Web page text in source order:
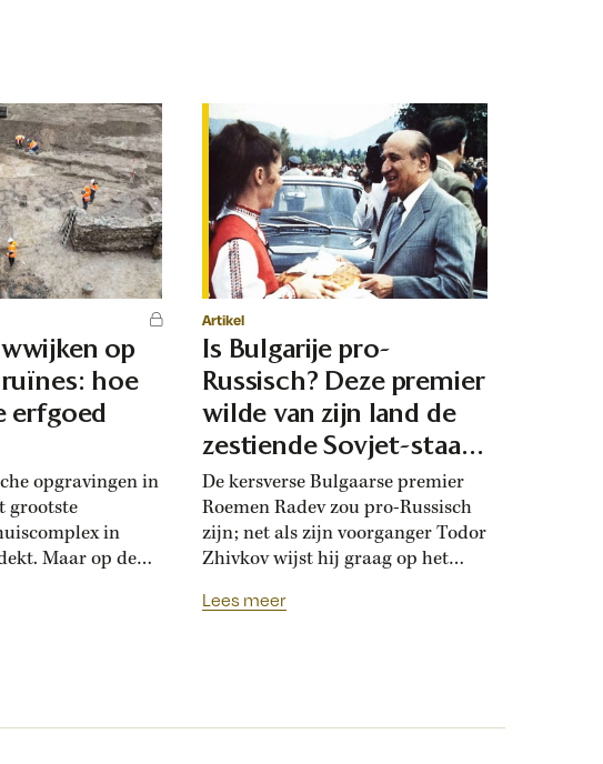
op
hoe
erfgoed
opgravingen in
grootste
in
Maar op de
woonwijk
Artikel
Is Bulgarije pro-
Russisch? Deze premier
wilde van zijn land de
zestiende Sovjet-staat
maken
De kersverse Bulgaarse premier
Roemen Radev zou pro-Russisch
zijn; net als zijn voorganger Todor
Zhivkov wijst hij graag op het
1878. Die vroegere premier was zo
Lees meer